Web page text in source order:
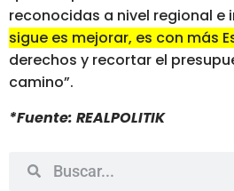
reconocidas a nivel regional e
sigue es mejorar, es con más
derechos y recortar el
camino”.
*Fuente: REALPOLITIK